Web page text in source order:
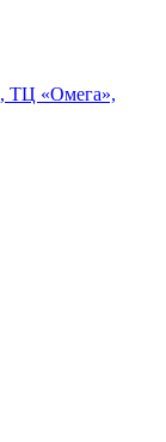
, ТЦ «Омега»,